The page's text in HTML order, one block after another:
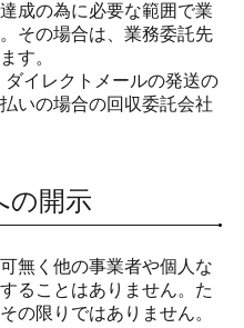
成の為に必要な範囲で業
その場合は、業務委託先
す。
イレクトメールの発送の
いの場合の回収委託会社
の開示
無く他の事業者や個人な
ることはありません。た
の限りではありません。